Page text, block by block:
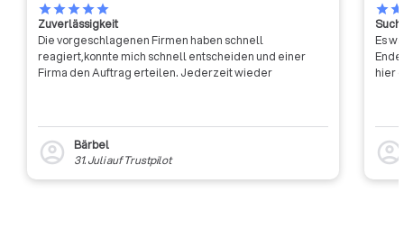
starstarstarstarstar
Zuverlässigkeit
Die vorgeschlagenen Firmen haben schnell
reagiert,konnte mich schnell entscheiden und einer
Firma den Auftrag erteilen. Jederzeit wieder
account_circle
Bärbel
31. Juliauf Trustpilot
starstar
Es
hier
account_circle